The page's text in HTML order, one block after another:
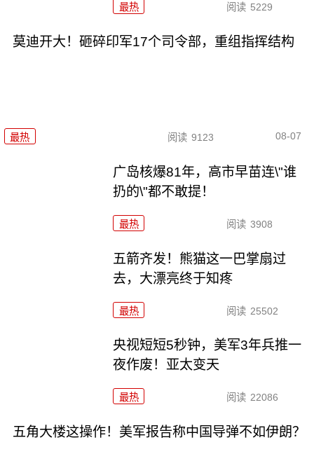
最热 阅读 5229
莫迪开大！砸碎印军17个司令部，重组指挥结构
最热 阅读 9123 08-07
广岛核爆81年，高市早苗连\"谁
扔的\"都不敢提！
最热 阅读 3908
五箭齐发！熊猫这一巴掌扇过
去，大漂亮终于知疼
最热 阅读 25502
央视短短5秒钟，美军3年兵推一
夜作废！亚太变天
最热 阅读 22086
五角大楼这操作！美军报告称中国导弹不如伊朗？